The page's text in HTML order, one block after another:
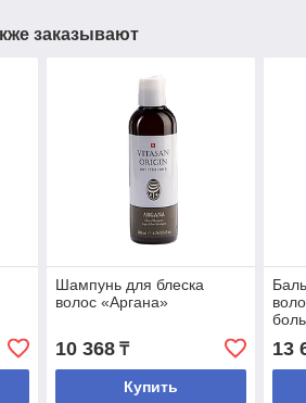
заказывают
Шампунь для блеска
волос «Аргана»
10 368₸
Купить
13